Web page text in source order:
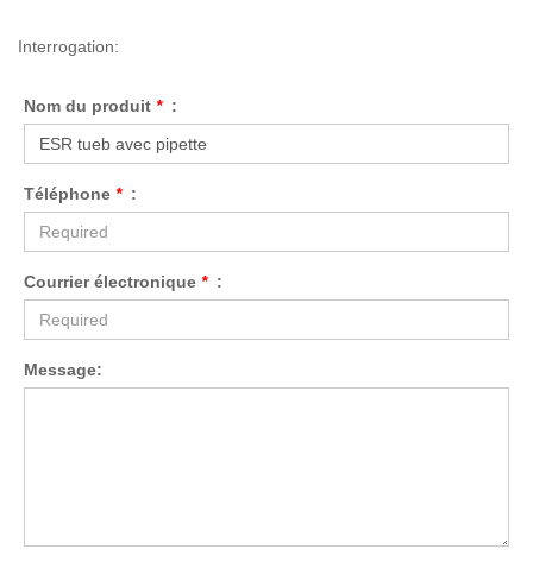
Interrogation:
Nom du produit * :
Téléphone * :
Courrier électronique * :
Message: